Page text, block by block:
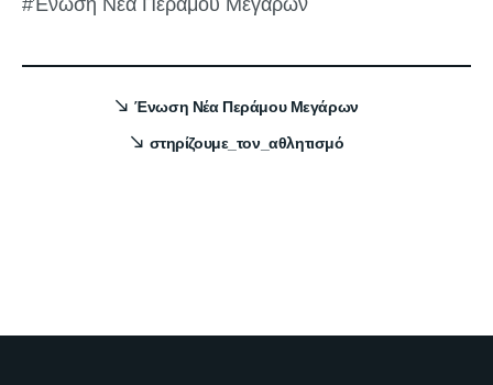
#Ένωση Νέα Περάμου Μεγάρων
Ένωση Νέα Περάμου Μεγάρων
στηρίζουμε_τον_αθλητισμό